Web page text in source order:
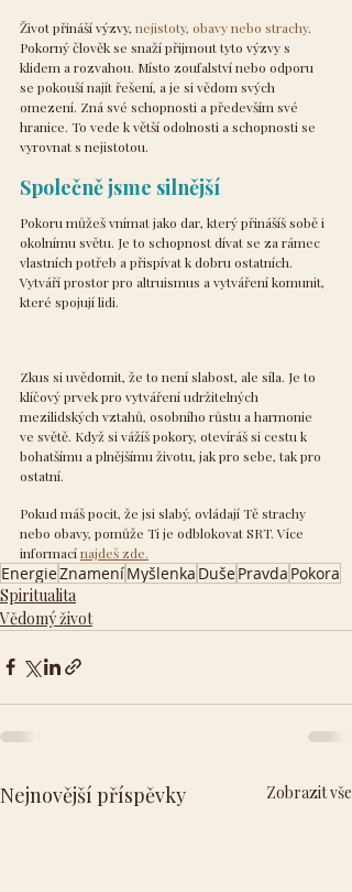
Život přináší výzvy, nejistoty, obavy nebo strachy.
Pokorný člověk se snaží přijmout tyto výzvy s
klidem a rozvahou. Místo zoufalství nebo odporu
se pokouší najít řešení, a je si vědom svých
omezení. Zná své schopnosti a především své
hranice. To vede k větší odolnosti a schopnosti se
vyrovnat s nejistotou.
Společně jsme silnější
Pokoru můžeš vnímat jako dar, který přinášíš sobě i
okolnímu světu. Je to schopnost dívat se za rámec
vlastních potřeb a přispívat k dobru ostatních.
Vytváří prostor pro altruismus a vytváření komunit,
které spojují lidi.
Zkus si uvědomit, že to není slabost, ale síla. Je to
klíčový prvek pro vytváření udržitelných
mezilidských vztahů, osobního růstu a harmonie
ve světě. Když si vážíš pokory, otevíráš si cestu k
bohatšímu a plnějšímu životu, jak pro sebe, tak pro
ostatní.
Pokud máš pocit, že jsi slabý, ovládají Tě strachy
nebo obavy, pomůže Ti je odblokovat SRT. Více
informací najdeš zde.
EnergieZnameníMyšlenka DušePravda Pokora
Spiritualita
Vědomý život
Nejnovější příspěvky Zobrazit vše